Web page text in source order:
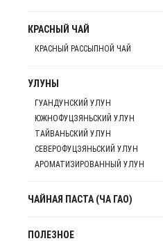
КРАСНЫЙ ЧАЙ
КРАСНЫЙ РАССЫПНОЙ ЧАЙ
УЛУНЫ
ГУАНДУНСКИЙ УЛУН
ЮЖНОФУЦЗЯНЬСКИЙ УЛУН
ТАЙВАНЬСКИЙ УЛУН
СЕВЕРОФУЦЗЯНЬСКИЙ УЛУН
АРОМАТИЗИРОВАННЫЙ УЛУН
ЧАЙНАЯ ПАСТА (ЧА ГАО)
ПОЛЕЗНОЕ